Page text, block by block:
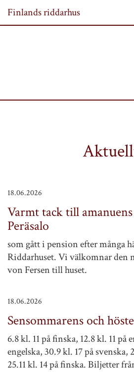
Finlands riddarhus
Varmt tack till
Peräsalo
som gått i pension efter många
Riddarhuset. Vi välkomnar den
von Fersen till huset.
18.06.2026
Sensommarens och
6.8 kl. 11 på finska, 12.8 kl. 11 på
engelska, 30.9 kl. 17 på svenska,
25.11 kl. 14 på finska. Biljetter
18.06.2026